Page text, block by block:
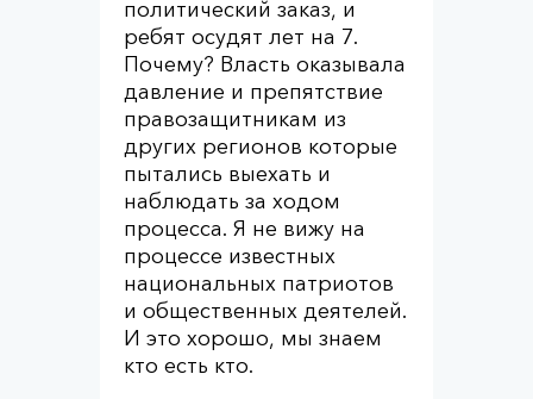
политический заказ, и
ребят осудят лет на 7.
Почему? Власть оказывала
давление и препятствие
правозащитникам из
других регионов которые
пытались выехать и
наблюдать за ходом
процесса. Я не вижу на
процессе известных
национальных патриотов
и общественных деятелей.
И это хорошо, мы знаем
кто есть кто.